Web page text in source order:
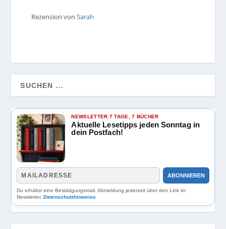
Rezension vonSarah
NEWSLETTER 7 TAGE, 7 BÜCHER
Aktuelle Lesetipps jeden Sonntag in
dein Postfach!
ABONNIEREN
Du erhältst eine Bestätigungsmail. Abmeldung jederzeit über den Link im
Newsletter.Datenschutzhinweise